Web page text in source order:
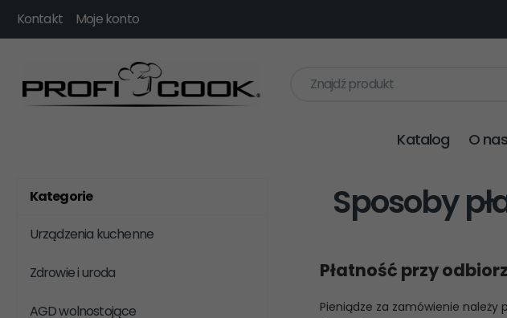
Kontakt Moje konto
Znajdź produkt
Katalog O nas
Kategorie
Urządzenia kuchenne
Zdrowie i uroda
AGD wolnostojące
Sposoby
Płatność przy
Pieniądze za zamówienie należy